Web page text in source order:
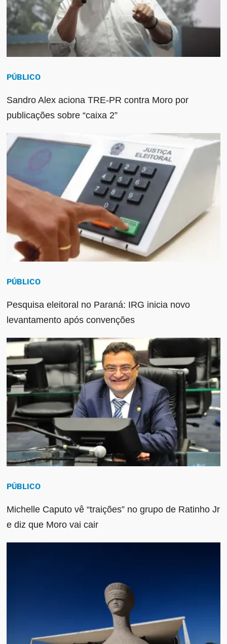
PÚBLICO
Sandro Alex aciona TRE-PR contra Moro por
publicações sobre “caixa 2”
PÚBLICO
Pesquisa eleitoral no Paraná: IRG inicia novo
levantamento após convenções
PÚBLICO
Michelle Caputo vê “traições” no grupo de Ratinho Jr
e diz que Moro vai cair